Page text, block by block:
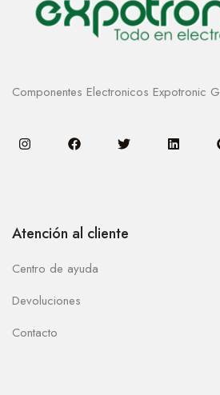
Componentes Electronicos Expotronic
Atención al cliente
Centro de ayuda
Devoluciones
Contacto